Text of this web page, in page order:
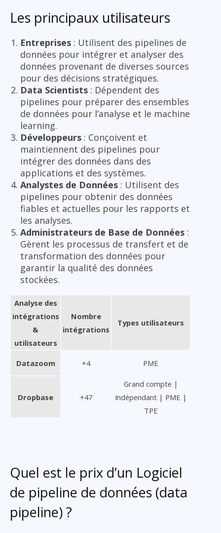
Les principaux utilisateurs
Entreprises : Utilisent des pipelines de
données pour intégrer et analyser des
données provenant de diverses sources
pour des décisions stratégiques.
Data Scientists : Dépendent des
pipelines pour préparer des ensembles
de données pour l’analyse et le machine
learning.
Développeurs : Conçoivent et
maintiennent des pipelines pour
intégrer des données dans des
applications et des systèmes.
Analystes de Données : Utilisent des
pipelines pour obtenir des données
fiables et actuelles pour les rapports et
les analyses.
Administrateurs de Base de Données :
Gèrent les processus de transfert et de
transformation des données pour
garantir la qualité des données
stockées.
Analyse des
intégrations
&
utilisateurs
Nombre
intégrations
Types utilisateurs
Datazoom +4 PME
Dropbase +47
Grand compte |
Indépendant | PME |
TPE
Quel est le prix d’un Logiciel
de pipeline de données (data
pipeline) ?